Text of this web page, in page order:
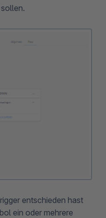
entschieden hast
ein oder mehrere